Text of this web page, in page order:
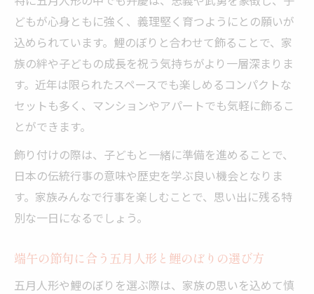
どもが心身ともに強く、義理堅く育つようにとの願いが
込められています。鯉のぼりと合わせて飾ることで、家
族の絆や子どもの成長を祝う気持ちがより一層深まりま
す。近年は限られたスペースでも楽しめるコンパクトな
セットも多く、マンションやアパートでも気軽に飾るこ
とができます。
飾り付けの際は、子どもと一緒に準備を進めることで、
日本の伝統行事の意味や歴史を学ぶ良い機会となりま
す。家族みんなで行事を楽しむことで、思い出に残る特
別な一日になるでしょう。
端午の節句に合う五月人形と鯉のぼりの選び方
五月人形や鯉のぼりを選ぶ際は、家族の思いを込めて慎